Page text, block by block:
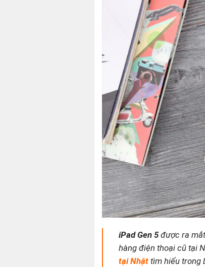
iPad Gen 5được ra mắt
hàng điện thoại cũ tại
tại Nhật tìm hiểu trong